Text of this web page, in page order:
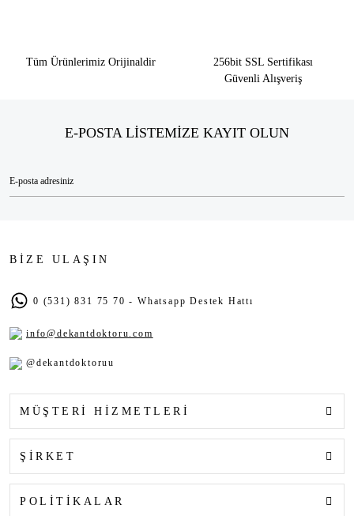
Tüm Ürünlerimiz Orijinaldir
256bit SSL Sertifikası
Güvenli Alışveriş
E-POSTA LİSTEMİZE KAYIT OLUN
BİZE ULAŞIN
0 (531) 831 75 70 - Whatsapp Destek Hattı
info@dekantdoktoru.com
@dekantdoktoruu
MÜŞTERİ HİZMETLERİ
ŞİRKET
POLİTİKALAR